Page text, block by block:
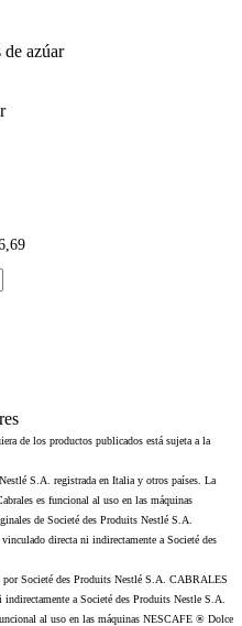
azúar
de los productos publicados está sujeta a la
S.A. registrada en Italia y otros países. La
es funcional al uso en las máquinas
de Societé des Produits Nestlé S.A.
directa ni indirectamente a Societé des
Societé des Produits Nestlé S.A. CABRALES
a Societé des Produits Nestle S.A.
al uso en las máquinas NESCAFE ® Dolce